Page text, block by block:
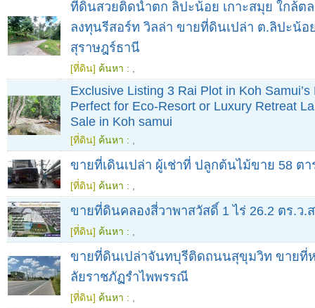
ที่ดินสวยติดน้ำตก ลิปะน้อย เกาะสมุย ใกล้ต
ลงทุนรีสอร์ท วิลล่า ขายที่ดินเปล่า ต.ลิปะน้อ
สุราษฎร์ธานี
[ที่ดิน] ค้นหา :
Exclusive Listing 3 Rai Plot in Koh Samui’s
Perfect for Eco-Resort or Luxury Retreat
Sale in Koh samui
[ที่ดิน] ค้นหา :
ขายที่เดินเปล่า ผู้เช่าที่ ปลูกต้นไม้ขาย 58 ตา
[ที่ดิน] ค้นหา :
ขายที่ดินคลองสี่วาพาสวัสดิ์ 1 ไร่ 26.2 ตร.ว.
[ที่ดิน] ค้นหา :
ขายที่ดินเปล่าจันทบุรีติดถนนสุขุมวิท ขายที่
ลัยราชภัฏรําไพพรรณี
[ที่ดิน] ค้นหา :